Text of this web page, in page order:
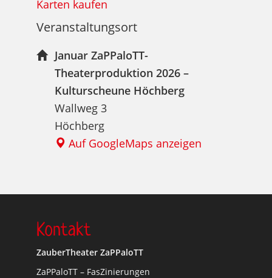
Karten kaufen
Veranstaltungsort
Januar ZaPPaloTT-
Theaterproduktion 2026 –
Kulturscheune Höchberg
Wallweg 3
Höchberg
Auf GoogleMaps anzeigen
Kontakt
ZauberTheater ZaPPaloTT
ZaPPaloTT – FasZinierungen